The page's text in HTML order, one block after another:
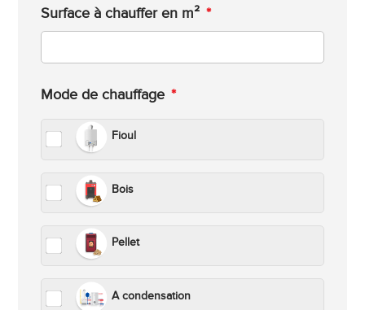
Surface à chauffer en m² *
Mode de chauffage *
Fioul
Bois
Pellet
A condensation